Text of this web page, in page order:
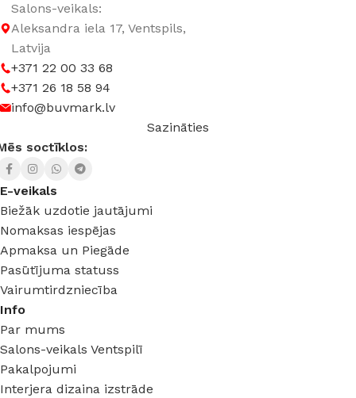
Salons-veikals:
Aleksandra iela 17, Ventspils,
Latvija
+371 22 00 33 68
+371 26 18 58 94
info@buvmark.lv
Sazināties
soctīklos:
E-veikals
Biežāk uzdotie jautājumi
Nomaksas iespējas
Apmaksa un Piegāde
Pasūtījuma statuss
Vairumtirdzniecība
Info
Par mums
Salons-veikals Ventspilī
Pakalpojumi
Interjera dizaina izstrāde